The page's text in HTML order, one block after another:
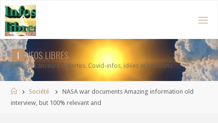
Aller
au
contenu
I NFOSLIBRES
Liste de Lanceurs d'alertes. Covid-infos, idées et solutions.
AccueilSociété
NASA war documents Amazing information old
interview, but 100% relevant and